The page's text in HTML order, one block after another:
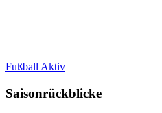
Fußball Aktiv
Saisonrückblicke